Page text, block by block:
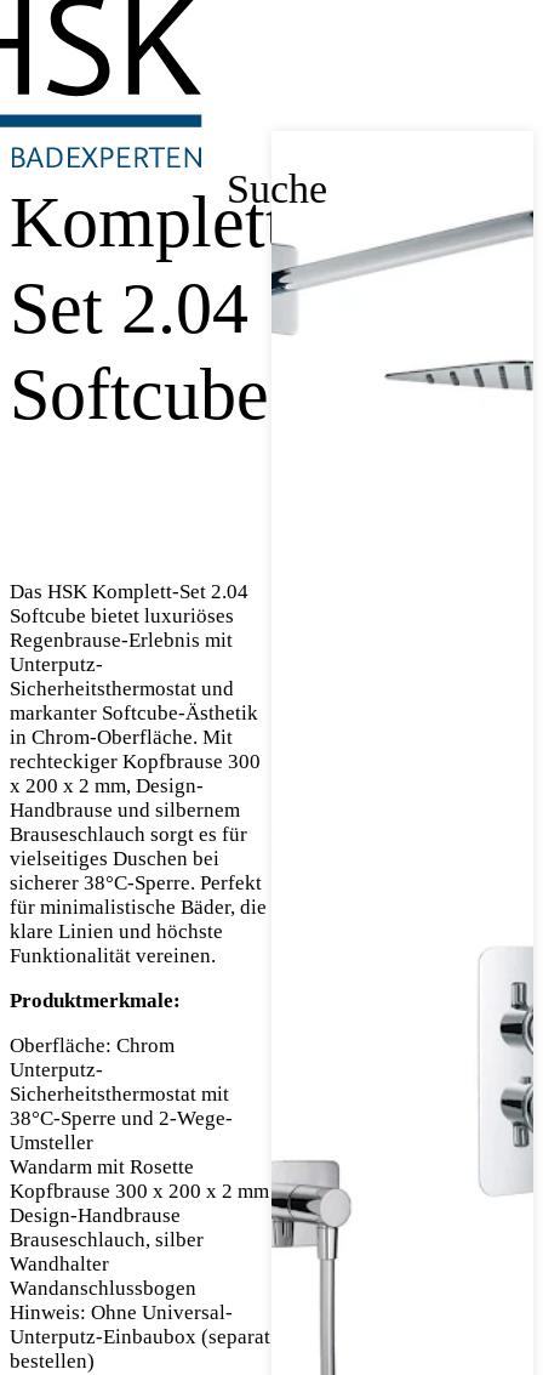
Suche
Komplett-
Set 2.04
Softcube
Das HSK Komplett-Set 2.04
Softcube bietet luxuriöses
Regenbrause-Erlebnis mit
Unterputz-
Sicherheitsthermostat und
markanter Softcube-Ästhetik
in Chrom-Oberfläche. Mit
rechteckiger Kopfbrause 300
x 200 x 2 mm, Design-
Handbrause und silbernem
Brauseschlauch sorgt es für
vielseitiges Duschen bei
sicherer 38°C-Sperre. Perfekt
für minimalistische Bäder, die
klare Linien und höchste
Funktionalität vereinen.
Produktmerkmale:
Oberfläche: Chrom
Unterputz-
Sicherheitsthermostat mit
38°C-Sperre und 2-Wege-
Umsteller
Wandarm mit Rosette
Kopfbrause 300 x 200 x 2 mm
Design-Handbrause
Brauseschlauch, silber
Wandhalter
Wandanschlussbogen
Hinweis: Ohne Universal-
Unterputz-Einbaubox (separat
bestellen)